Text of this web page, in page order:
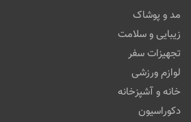
مد و پوشاک
زیبایی و سلامت
تجهیزات سفر
لوازم ورزشی
خانه و آشپزخانه
دکوراسیون